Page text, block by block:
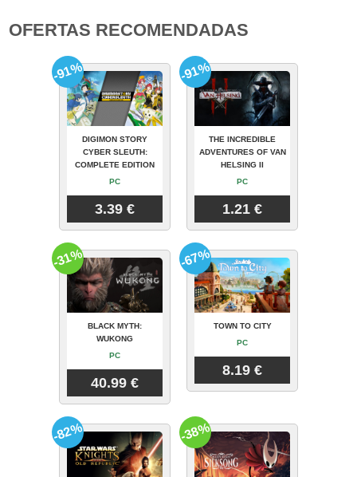
OFERTAS RECOMENDADAS
DIGIMON STORY
CYBER SLEUTH:
COMPLETE EDITION
PC
3.39 €
-91%
THE INCREDIBLE
ADVENTURES OF VAN
HELSING II
PC
1.21 €
-91%
BLACK MYTH:
WUKONG
PC
40.99 €
-31%
TOWN TO CITY
PC
8.19 €
-67%
-82% -38%